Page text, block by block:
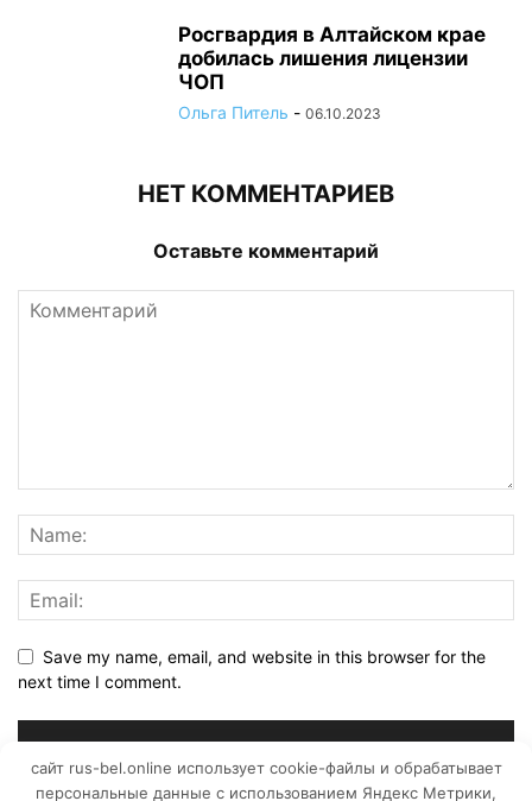
Росгвардия в Алтайском крае
добилась лишения лицензии
ЧОП
Ольга Питель - 06.10.2023
НЕТ КОММЕНТАРИЕВ
Оставьте комментарий
Save my name, email, and website in this browser for the
next time I comment.
сайт rus-bel.online использует cookie-файлы и обрабатывает
персональные данные с использованием Яндекс Метрики,